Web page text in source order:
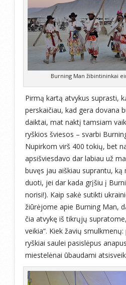
Burning Man žibintininkai
Pirmą kartą atvykus suprasti,
perskaičiau, kad gera dovana
daiktai, mat naktį tamsiam
ryškios šviesos – svarbi
Nupirkom virš 400 tokių, bet
apsišviesdavo dar labiau už
buvęs jau aiškiau suprantu, ką
duoti, jei dar kada grįšiu į
norisi!). Kaip sakė sutikti
žiūrėjome apie Burning Man,
čia atvykę iš tikrųjų
veikia“. Kiek žavių
ryškiai saulei pasislėpus
miestelėnai ūbaudami